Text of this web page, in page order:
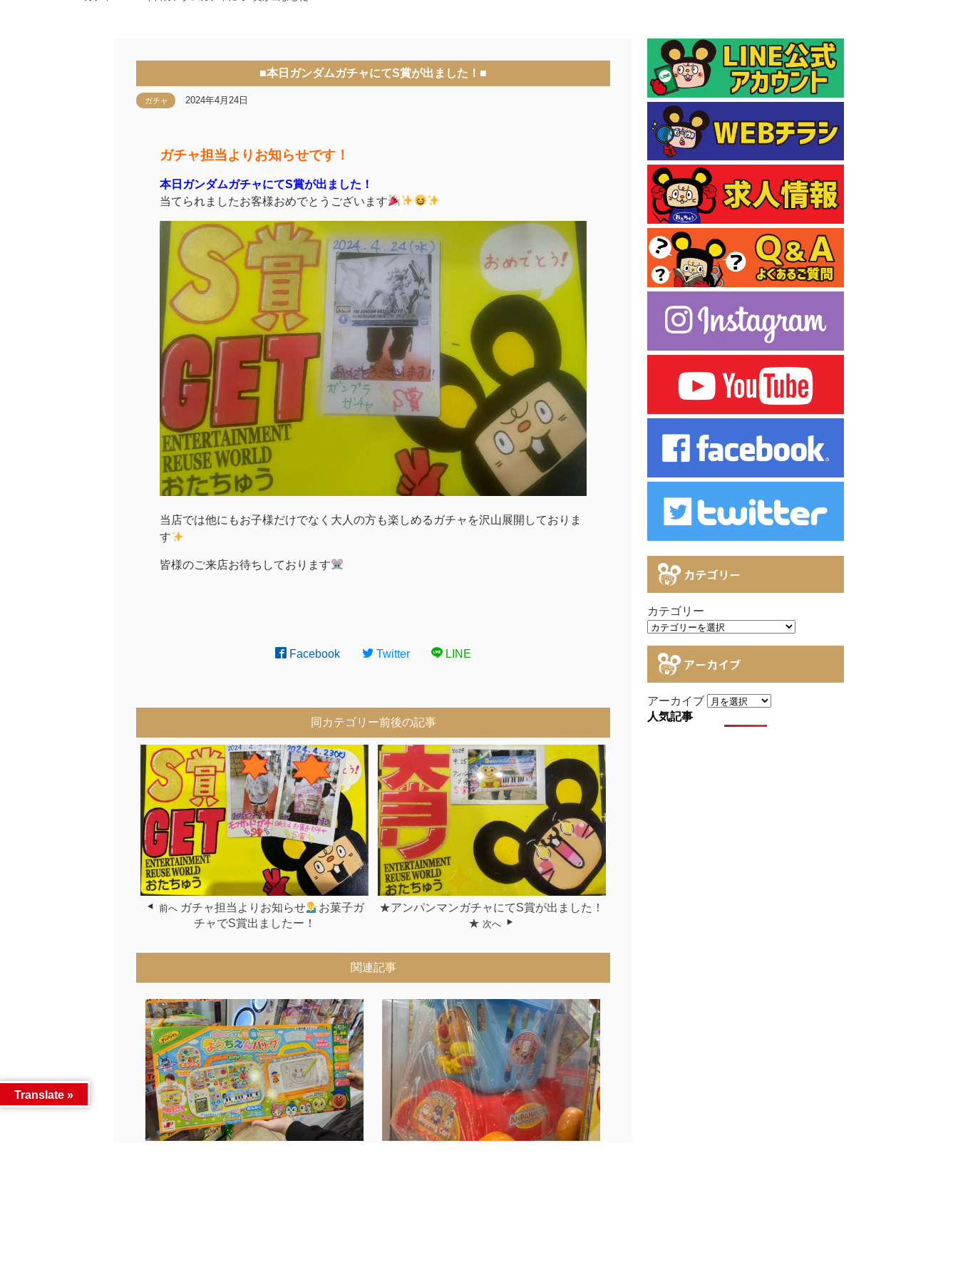
■本日ガンダムガチャにてS賞が出ました！■
ガチャ 2024年4月24日
ガチャ担当よりお知らせです！
本日ガンダムガチャにてS賞が出ました！
当てられましたお客様おめでとうございます
当店では他にもお子様だけでなく大人の方も楽しめるガチャを沢山展開しておりま
す
皆様のご来店お待ちしております
Facebook Twitter LINE
同カテゴリー前後の記事
前へ ガチャ担当よりお知らせ
お菓子ガ
チャでS賞出ましたー！
★アンパンマンガチャにてS賞が出ました！
★ 次へ
関連記事
カテゴリー
カテゴリー
アーカイブ
アーカイブ
人気記事
Translate »